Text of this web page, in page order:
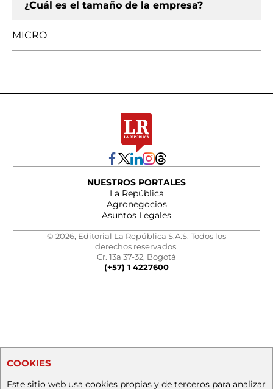
¿Cuál es el tamaño de la empresa?
MICRO
NUESTROS PORTALES
La República
Agronegocios
Asuntos Legales
© 2026, Editorial La República S.A.S. Todos los
derechos reservados.
Cr. 13a 37-32, Bogotá
(+57) 1 4227600
COOKIES
Este sitio web usa cookies propias y de terceros para analizar